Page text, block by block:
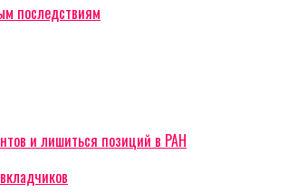
последствиям
и лишиться позиций в РАН